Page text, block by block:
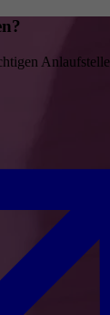
Anlaufstelle